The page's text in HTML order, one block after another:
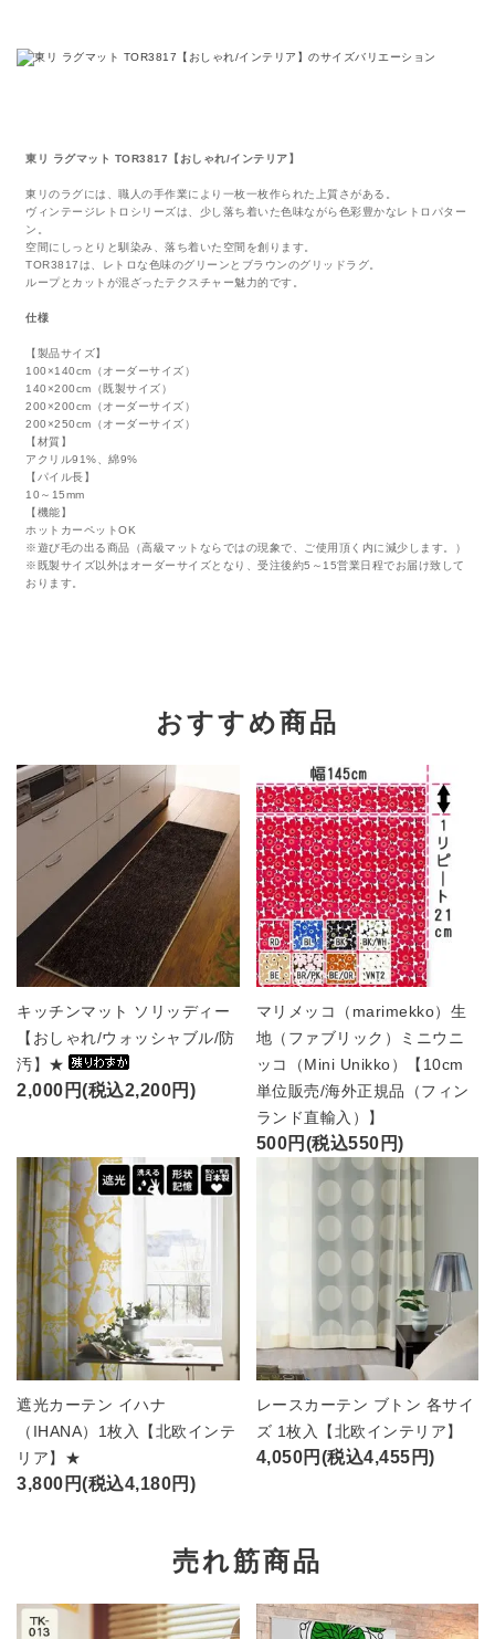
東リ ラグマット TOR3817【おしゃれ/インテリア】
東リのラグには、職人の手作業により一枚一枚作られた上質さがある。
ヴィンテージレトロシリーズは、少し落ち着いた色味ながら色彩豊かなレトロパター
ン。
空間にしっとりと馴染み、落ち着いた空間を創ります。
TOR3817は、レトロな色味のグリーンとブラウンのグリッドラグ。
ループとカットが混ざったテクスチャー魅力的です。
仕様
【製品サイズ】
100×140cm（オーダーサイズ）
140×200cm（既製サイズ）
200×200cm（オーダーサイズ）
200×250cm（オーダーサイズ）
【材質】
アクリル91%、綿9%
【パイル長】
10～15mm
【機能】
ホットカーペットOK
※遊び毛の出る商品（高級マットならではの現象で、ご使用頂く内に減少します。）
※既製サイズ以外はオーダーサイズとなり、受注後約5～15営業日程でお届け致して
おります。
おすすめ商品
キッチンマット ソリッディー
【おしゃれ/ウォッシャブル/防
汚】★
2,000円(税込2,200円)
マリメッコ（marimekko）生
地（ファブリック）ミニウニ
ッコ（Mini Unikko）【10cm
単位販売/海外正規品（フィン
ランド直輸入）】
500円(税込550円)
遮光カーテン イハナ
（IHANA）1枚入【北欧インテ
リア】★
3,800円(税込4,180円)
レースカーテン ブトン 各サイ
ズ 1枚入【北欧インテリア】
4,050円(税込4,455円)
売れ筋商品